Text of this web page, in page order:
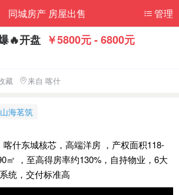
管理
同城房产 房屋出售
🔥开盘 ￥5800元 - 6800元
藏 来自 喀什
山海茗筑
什东城核芯，高端洋房 ，产权面积118-
㎡ ，至高得房率约130%，自持物业，6大
统，交付标准高